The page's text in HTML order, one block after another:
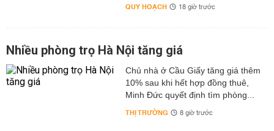
QUY HOẠCH 18 giờ trước
Nhiều phòng trọ Hà Nội tăng giá
Chủ nhà ở Cầu Giấy tăng giá thêm
10% sau khi hết hợp đồng thuê,
Minh Đức quyết định tìm phòng...
THỊ TRƯỜNG 8 giờ trước